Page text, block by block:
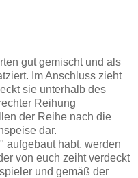
gut gemischt und als
Im Anschluss zieht
sie unterhalb des
Reihung
der Reihe nach die
dar.
aufgebaut habt, werden
von euch zeiht verdeckt
und gemäß der